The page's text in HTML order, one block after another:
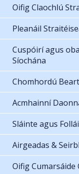
Oifig Claochlú
Pleanáil
Cuspóirí agus
Síochána
Chomhordú
Acmhainní
Sláinte agus
Airgeadas &
Oifig Cumarsáide